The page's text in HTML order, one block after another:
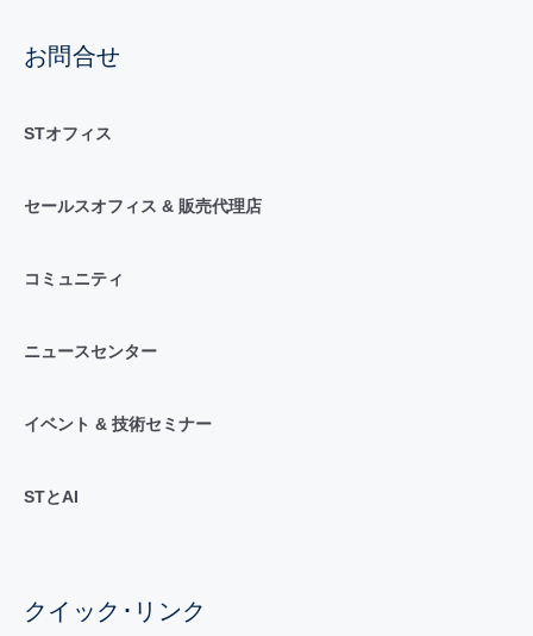
お問合せ
STオフィス
セールスオフィス & 販売代理店
コミュニティ
ニュースセンター
イベント & 技術セミナー
STとAI
クイック･リンク